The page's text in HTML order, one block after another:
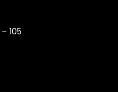
105